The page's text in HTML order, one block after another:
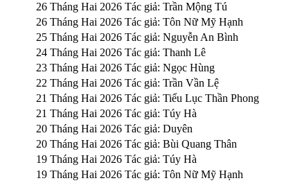
26 Tháng Hai 2026 Tác giả: Trần Mộng Tú
26 Tháng Hai 2026 Tác giả: Tôn Nữ Mỹ Hạnh
25 Tháng Hai 2026 Tác giả: Nguyễn An Bình
24 Tháng Hai 2026 Tác giả: Thanh Lê
23 Tháng Hai 2026 Tác giả: Ngọc Hùng
22 Tháng Hai 2026 Tác giả: Trần Vần Lệ
21 Tháng Hai 2026 Tác giả: Tiểu Lục Thần Phong
21 Tháng Hai 2026 Tác giả: Túy Hà
20 Tháng Hai 2026 Tác giả: Duyên
20 Tháng Hai 2026 Tác giả: Bùi Quang Thân
19 Tháng Hai 2026 Tác giả: Túy Hà
19 Tháng Hai 2026 Tác giả: Tôn Nữ Mỹ Hạnh